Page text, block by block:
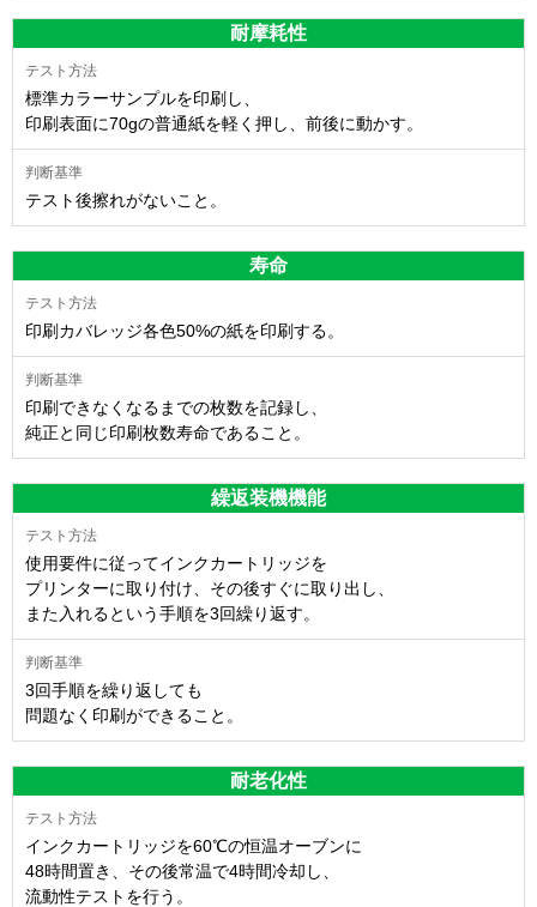
耐摩耗性
標準カラーサンプルを印刷し、
印刷表面に70gの普通紙を軽く押し、前後に動かす。
テスト後擦れがないこと。
寿命
印刷カバレッジ各色50%の紙を印刷する。
印刷できなくなるまでの枚数を記録し、
純正と同じ印刷枚数寿命であること。
繰返装機機能
使用要件に従ってインクカートリッジを
プリンターに取り付け、その後すぐに取り出し、
また入れるという手順を3回繰り返す。
3回手順を繰り返しても
問題なく印刷ができること。
耐老化性
インクカートリッジを60℃の恒温オーブンに
48時間置き、その後常温で4時間冷却し、
流動性テストを行う。